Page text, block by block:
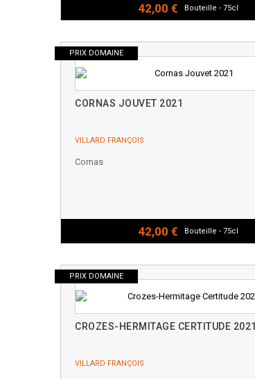
42,00 € Bouteille - 75cl
PRIX DOMAINE
CORNAS JOUVET 2021
VILLARD FRANÇOIS
Cornas
42,00 € Bouteille - 75cl
PRIX DOMAINE
CROZES-HERMITAGE CERTITUDE 2021
VILLARD FRANÇOIS